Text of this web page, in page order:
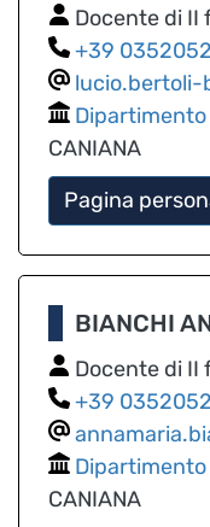
Docente di II
lucio.bertoli-
CANIANA
Pagina
BIANCHI
Docente di II
CANIANA